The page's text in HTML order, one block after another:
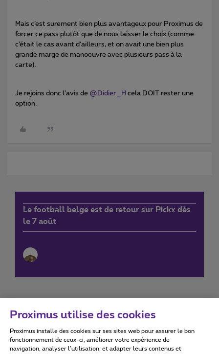
Mais c’est surement bien plus avantageux pour Proximus de
forcer ce pass plutôt que de nous laisser le choix (comme
c’était le cas avant d’ailleurs, et on avait une bien plus
grande marge de manoeuvre avec plusieurs pass à la
carte).
Je rejoins donc l’avis de ​ @Didier_H cela DOIT rester une
option.
Le football belge est de retour sur Pickx dès
le 7 août
Conditions d'utilisation Accessibility statement
Proximus utilise des cookies
Proximus installe des cookies sur ses sites web pour assurer le bon
fonctionnement de ceux-ci, améliorer votre expérience de
navigation, analyser l’utilisation, et adapter leurs contenus et